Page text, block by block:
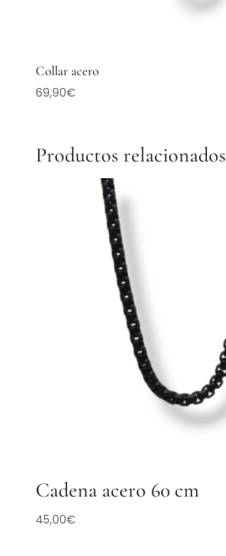
Collar acero
69,90€
Productos relacionados
Cadena acero 60 cm
45,00€